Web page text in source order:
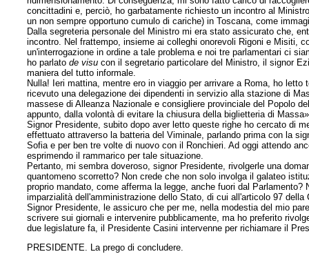
concittadini e, perciò, ho garbatamente richiesto un incontro al
un non sempre opportuno cumulo di cariche) in Toscana, come
Dalla segreteria personale del Ministro mi era stato assicurato che,
incontro. Nel frattempo, insieme ai colleghi onorevoli Rigoni e Misiti,
un'interrogazione in ordine a tale problema e noi tre parlamentari ci
ho parlatode visu con il segretario particolare del Ministro, il signor
maniera del tutto informale.
Nulla! Ieri mattina, mentre ero in viaggio per arrivare a Roma, ho
ricevuto una delegazione dei dipendenti in servizio alla stazione di
massese di Alleanza Nazionale e consigliere provinciale del Popolo
appunto, dalla volontà di evitare la chiusura della biglietteria di
Signor Presidente, subito dopo aver letto queste righe ho cercato di
effettuato attraverso la batteria del Viminale, parlando prima con la
Sofia e per ben tre volte di nuovo con il Ronchieri. Ad oggi attendo
esprimendo il rammarico per tale situazione.
Pertanto, mi sembra doveroso, signor Presidente, rivolgerle una
quantomeno scorretto? Non crede che non solo involga il galateo
proprio mandato, come afferma la legge, anche fuori dal
imparzialità dell'amministrazione dello Stato, di cui all'articolo 97 della
Signor Presidente, le assicuro che per me, nella modestia del mio
scrivere sui giornali e intervenire pubblicamente, ma ho preferito
due legislature fa, il Presidente Casini intervenne per richiamare il
PRESIDENTE. La prego di concludere.